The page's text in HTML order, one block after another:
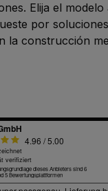
Elija el
por
la construcción